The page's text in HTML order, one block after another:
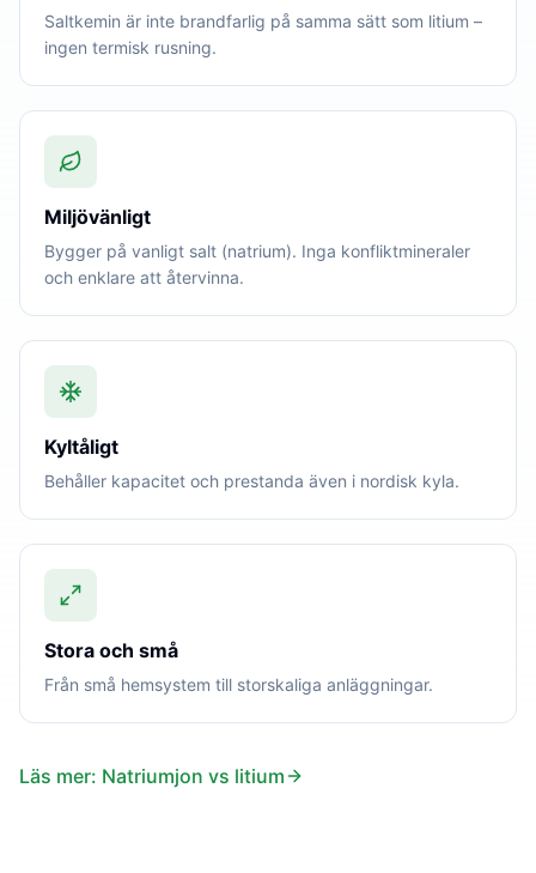
Saltkemin är inte brandfarlig på samma sätt som litium –
ingen termisk rusning.
Miljövänligt
Bygger på vanligt salt (natrium). Inga konfliktmineraler
och enklare att återvinna.
Kyltåligt
Behåller kapacitet och prestanda även i nordisk kyla.
Stora och små
Från små hemsystem till storskaliga anläggningar.
Läs mer: Natriumjon vs litium